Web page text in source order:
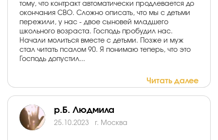
тому, что контракт автоматически продлевается до
окончания СВО. Сложно описать, что мы с детьми
пережили, у нас - двое сыновей младшего
школьного возраста. Господь пробудил нас.
Начали молиться вместе с детьми. Позже и муж
стал читать псалом 90. Я понимаю теперь, что это
Господь допустил...
Читать далее
р.Б. Людмила
25.10.2023 г. Москва